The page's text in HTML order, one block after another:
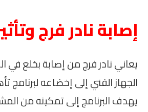
إصابة نادر فرج
يعاني نادر فرج من إصابة بخلع في
الجهاز الفني إلى إخضاعه لبرنامج
يهدف البرنامج إلى تمكينه من